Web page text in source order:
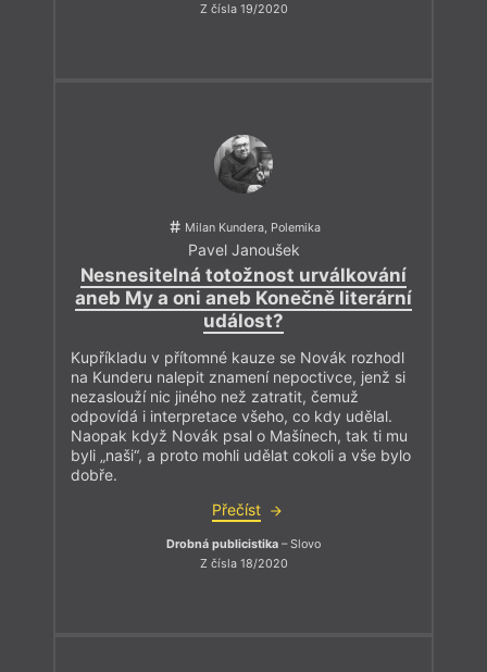
Z čísla 19/2020
Milan Kundera, Polemika
Pavel Janoušek
Nesnesitelná totožnost urválkování
aneb My a oni aneb Konečně literární
událost?
Kupříkladu v přítomné kauze se Novák rozhodl
na Kunderu nalepit znamení nepoctivce, jenž si
nezaslouží nic jiného než zatratit, čemuž
odpovídá i interpretace všeho, co kdy udělal.
Naopak když Novák psal o Mašínech, tak ti mu
byli „naši“, a proto mohli udělat cokoli a vše bylo
dobře.
Přečíst
Drobná publicistika – Slovo
Z čísla 18/2020